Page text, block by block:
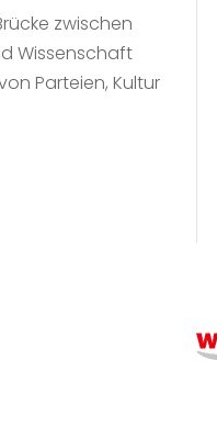
zwischen
Wissenschaft
Parteien, Kultur